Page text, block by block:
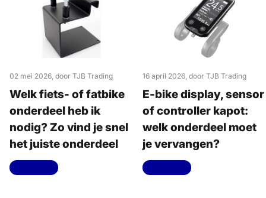
02 mei 2026 , door TJB Trading
Welk fiets- of fatbike
onderdeel heb ik
nodig? Zo vind je snel
het juiste onderdeel
Lees meer
16 april 2026 , door TJB Trading
E-bike display, sensor
of controller kapot:
welk onderdeel moet
je vervangen?
Lees meer